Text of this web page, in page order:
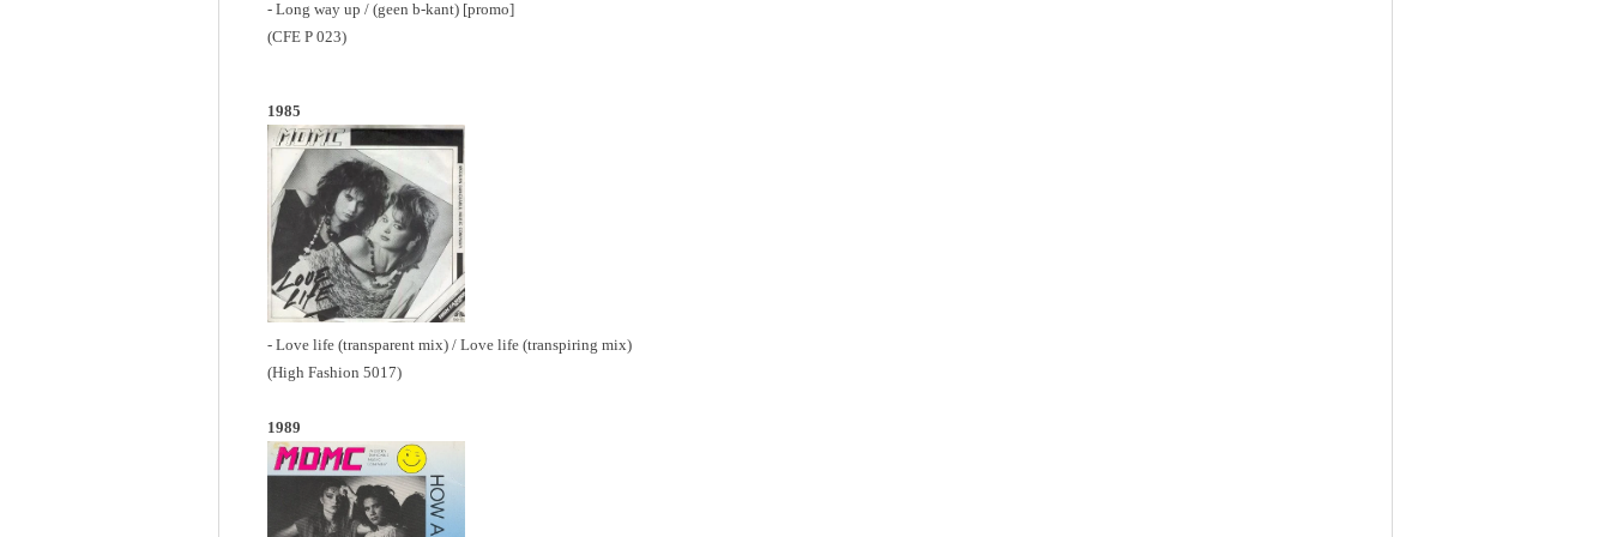
- Long way up / (geen b-kant) [promo]
(CFE P 023)
1985
- Love life (transparent mix) / Love life (transpiring mix)
(High Fashion 5017)
1989